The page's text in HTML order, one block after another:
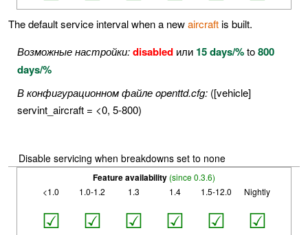
The default service interval when a newaircraftis built.
Возможные настройки:disabled или 15 days/%to800
days/%
В конфигурационном файле openttd.cfg: ([vehicle]
servint_aircraft = <0, 5-800)
Disable servicing when breakdowns set to none
Feature availability (since 0.3.6)
<1.0
☑
1.0-1.2
☑
1.3
☑
1.4
☑
1.5-12.0
☑
Nightly
☑